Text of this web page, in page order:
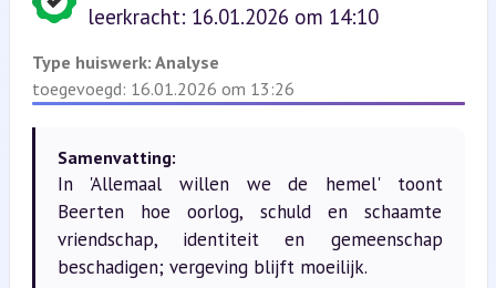
leerkracht: 16.01.2026 om 14:10
Type huiswerk: Analyse
toegevoegd: 16.01.2026 om 13:26
Samenvatting:
In 'Allemaal willen we de hemel' toont
Beerten hoe oorlog, schuld en schaamte
vriendschap, identiteit en gemeenschap
beschadigen; vergeving blijft moeilijk.